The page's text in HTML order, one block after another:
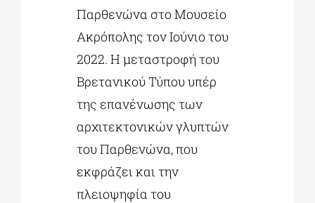
Παρθενώνα στο Μουσείο
Ακρόπολης τον Ιούνιο του
2022. Η μεταστροφή του
Βρετανικού Τύπου υπέρ
της επανένωσης των
αρχιτεκτονικών γλυπτών
του Παρθενώνα, που
εκφράζει και την
πλειοψηφία του